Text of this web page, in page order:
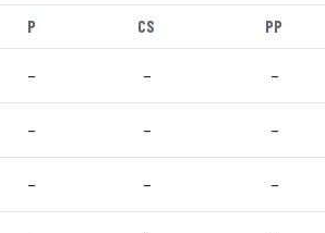
P CS PP
– – –
– – –
– – –